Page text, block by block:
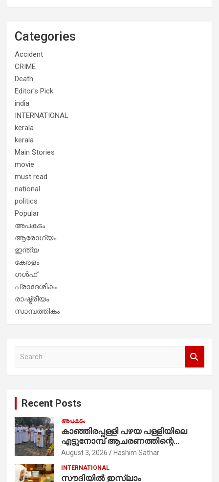
Categories
Accident
CRIME
Death
Editor's Pick
india
INTERNATIONAL
kerala
kerala
Main Stories
movie
must read
national
politics
Popular
അപകടം
ആരോഗ്യം
ഇന്ത്യ
കേരളം
ഗൾഫ്
പ്രാദേശികം
രാഷ്ട്രീയം
സാമ്പത്തികം
Recent Posts
അപകടം
കാഞ്ഞിരപ്പള്ളി പഴയ പള്ളിയിലെ
എട്ടുനോമ്പ് ആചരണത്തിന്റെ
ഭാഗമായുള്ള പന്തലിന്റെ കാൽനാട്ട്
കുര്യൻ താമരശ്ശേരി
നിർവഹിക്കുന്നു.
August 3, 2026 Hashim Sathar
INTERNATIONAL
സൗദിയില്‍ ഇസ്‌ലാം